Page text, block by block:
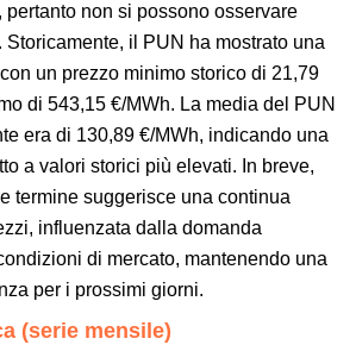
pertanto non si possono osservare
il PUN ha mostrato una
un prezzo minimo storico di 21,79
di 543,15 €/MWh. La media del PUN
era di 130,89 €/MWh, indicando una
a valori storici più elevati. In breve,
termine suggerisce una continua
influenzata dalla domanda
di mercato, mantenendo una
per i prossimi giorni.
(serie mensile)